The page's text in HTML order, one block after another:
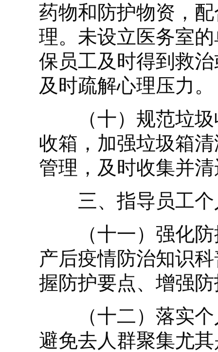
药物和防护物资，
理。未设立医务室
保员工及时得到救
及时疏解心理压力。
（十）规范垃圾
收箱，加强垃圾箱
管理，及时收集并
三、指导员工个
（十一）强化防
产后疫情防治知识
握防护要点、增强
（十二）落实个
避免去人群聚集尤